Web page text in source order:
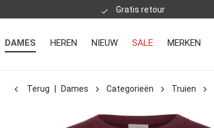
Gratis retour
DAMES HEREN NIEUW SALE MERKEN
Terug Dames Categorieën Truien